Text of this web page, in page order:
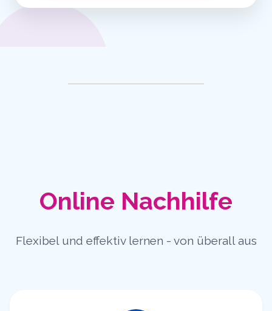
Online Nachhilfe
Flexibel und effektiv lernen - von überall aus